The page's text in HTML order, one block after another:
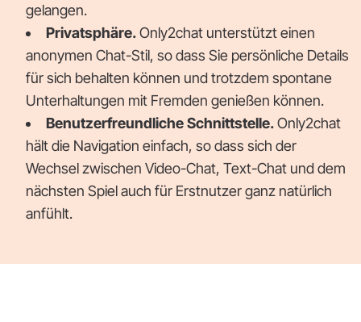
gelangen.
Privatsphäre.Only2chat unterstützt einen
anonymen Chat-Stil, so dass Sie persönliche Details
für sich behalten können und trotzdem spontane
Unterhaltungen mit Fremden genießen können.
Benutzerfreundliche Schnittstelle.Only2chat
hält die Navigation einfach, so dass sich der
Wechsel zwischen Video-Chat, Text-Chat und dem
nächsten Spiel auch für Erstnutzer ganz natürlich
anfühlt.